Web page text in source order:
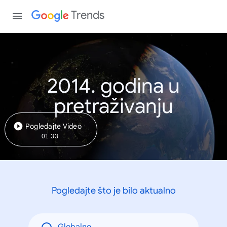
Trends
2014. godina u
pretraživanju
Pogledajte Video
01:33
Pogledajte što je bilo aktualno